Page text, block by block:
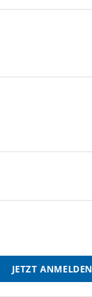
JETZT ANMELDEN